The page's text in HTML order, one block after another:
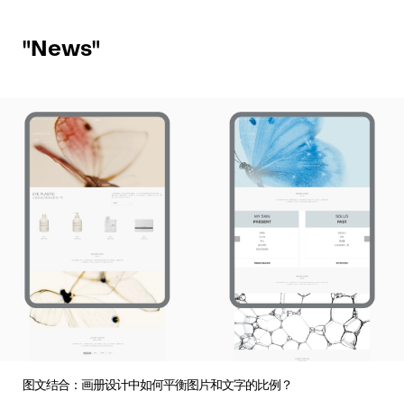
"News"
图文结合：画册设计中如何平衡图片和文字的比例？